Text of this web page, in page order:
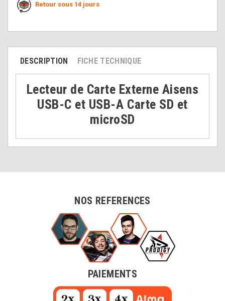
Retour sous 14 jours
DESCRIPTION FICHE TECHNIQUE
Lecteur de Carte Externe Aisens
USB-C et USB-A Carte SD et
microSD
NOS REFERENCES
PAIEMENTS